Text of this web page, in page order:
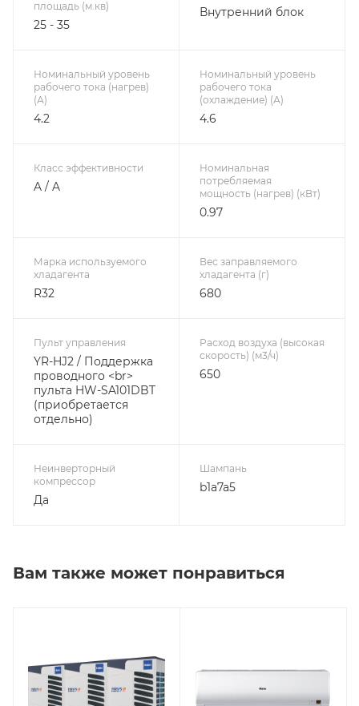
площадь (м.кв)
25 - 35
Внутренний блок
Номинальный уровень
рабочего тока (нагрев)
(А)
4.2
Номинальный уровень
рабочего тока
(охлаждение) (А)
4.6
Класс эффективности
A / A
Номинальная
потребляемая
мощность (нагрев) (кВт)
0.97
Марка используемого
хладагента
R32
Вес заправляемого
хладагента (г)
680
Пульт управления
YR-HJ2 / Поддержка
проводного <br>
пульта HW-SA101DBT
(приобретается
отдельно)
Расход воздуха (высокая
скорость) (м3/ч)
650
Неинверторный
компрессор
Да
Шампань
b1a7a5
Вам также может понравиться